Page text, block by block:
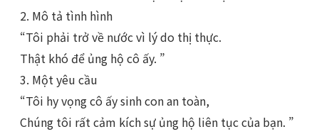
2. Mô tả tình hình
“Tôi phải trở về nước vì lý do thị thực.
Thật khó để ủng hộ cô ấy. ”
3. Một yêu cầu
“Tôi hy vọng cô ấy sinh con an toàn,
Chúng tôi rất cảm kích sự ủng hộ liên tục của bạn. ”